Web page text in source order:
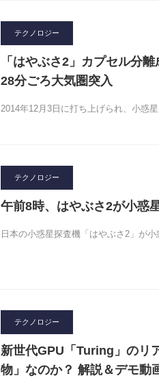
テクノロジー
「はやぶさ2」カプセル分
28分ごろ大気圏突入
2014年12月3日に打ち上げられ、小惑
テクノロジー
午前8時、はやぶさ2が小惑
日本の小惑星探査機「はやぶさ2」が
テクノロジー
新世代GPU「Turing」のリ
物」なのか？ 解説＆デモ動